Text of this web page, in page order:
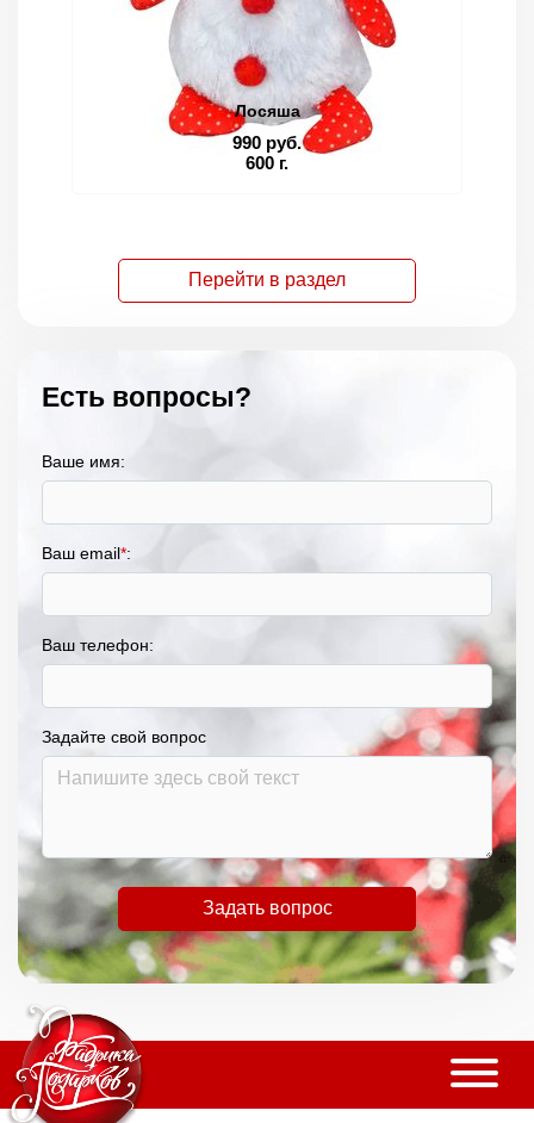
Лосяша
990 руб.
600 г.
Перейти в раздел
Есть вопросы?
Ваше имя:
Ваш email*:
Ваш телефон:
Задайте свой вопрос
Задать вопрос